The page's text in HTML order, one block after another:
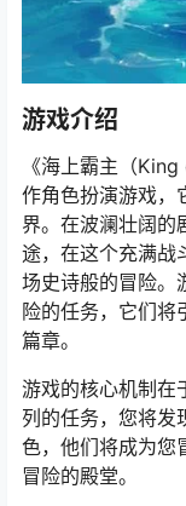
游戏介绍
《海上霸主（
作角色扮演游戏，
界。在波澜壮阔的
途，在这个充满战
场史诗般的冒险。
险的任务，它们将
篇章。
游戏的核心机制在
列的任务，您将发
色，他们将成为您
冒险的殿堂。